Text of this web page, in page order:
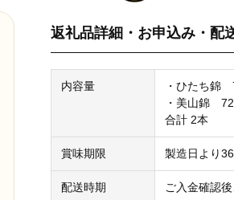
返礼品詳細・お申込み・配
内容量
・ひたち錦
・美山錦
合計 2本
賞味期限 製造日より
配送時期 ご入金確認